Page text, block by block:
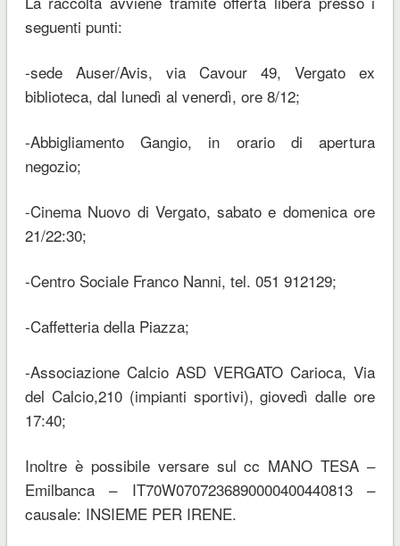
seguenti punti:
-sede Auser/Avis, via Cavour 49, Vergato ex
biblioteca, dal lunedì al venerdì, ore 8/12;
-Abbigliamento Gangio, in orario di apertura
negozio;
-Cinema Nuovo di Vergato, sabato e domenica ore
21/22:30;
-Centro Sociale Franco Nanni, tel. 051 912129;
-Caffetteria della Piazza;
-Associazione Calcio ASD VERGATO Carioca, Via
del Calcio,210 (impianti sportivi), giovedì dalle ore
17:40;
Inoltre è possibile versare sul cc MANO TESA –
Emilbanca – IT70W0707236890000400440813 –
causale: INSIEME PER IRENE.